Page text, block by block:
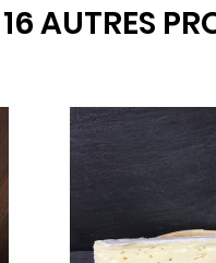
16 AUTRES